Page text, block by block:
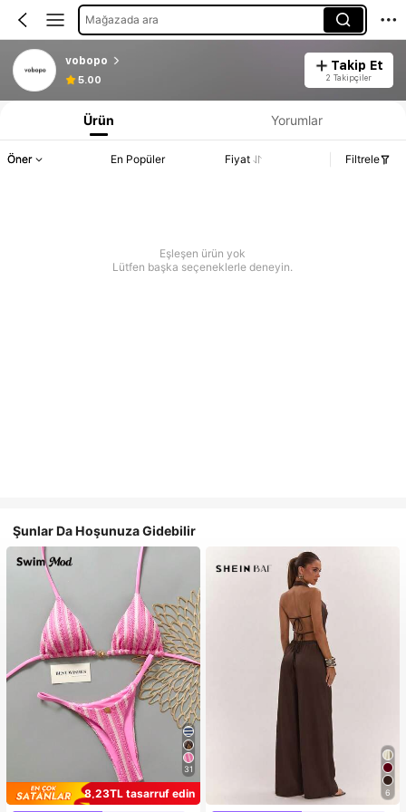
Mağazada ara
vobopo
5.00
Takip Et
2 Takipçiler
Ürün Yorumlar
Öner En Popüler Fiyat Filtrele
Eşleşen ürün yok
Lütfen başka seçeneklerle deneyin.
Şunlar Da Hoşunuza Gidebilir
31
8,23TL tasarruf edin 6